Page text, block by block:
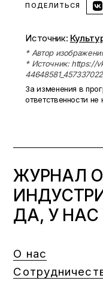
ПОДЕЛИТЬСЯ
Источник:
* Автор
* Источник: https://
За изменения в
ответственности не
ЖУРНАЛ
ДА, У НАС
О нас